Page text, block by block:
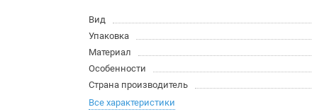
Вид
Упаковка
Материал
Особенности
Страна производитель
Все характеристики